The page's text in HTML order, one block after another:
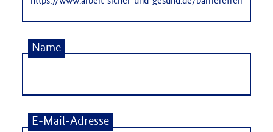
Name
E-Mail-Adresse